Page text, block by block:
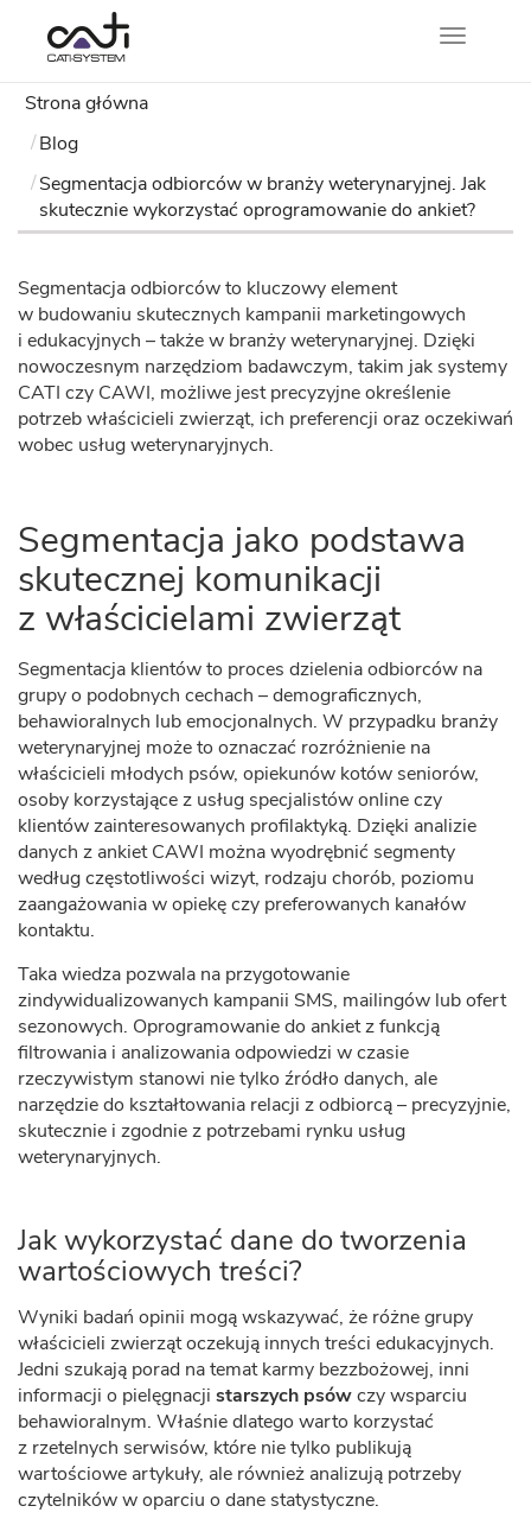
Strona główna
Blog
Segmentacja odbiorców w branży weterynaryjnej. Jak
skutecznie wykorzystać oprogramowanie do ankiet?
Segmentacja odbiorców to kluczowy element
w budowaniu skutecznych kampanii marketingowych
i edukacyjnych – także w branży weterynaryjnej. Dzięki
nowoczesnym narzędziom badawczym, takim jak systemy
CATI czy CAWI, możliwe jest precyzyjne określenie
potrzeb właścicieli zwierząt, ich preferencji oraz oczekiwań
wobec usług weterynaryjnych.
Segmentacja jako podstawa
skutecznej komunikacji
z właścicielami zwierząt
Segmentacja klientów to proces dzielenia odbiorców na
grupy o podobnych cechach – demograficznych,
behawioralnych lub emocjonalnych. W przypadku branży
weterynaryjnej może to oznaczać rozróżnienie na
właścicieli młodych psów, opiekunów kotów seniorów,
osoby korzystające z usług specjalistów online czy
klientów zainteresowanych profilaktyką. Dzięki analizie
danych z ankiet CAWI można wyodrębnić segmenty
według częstotliwości wizyt, rodzaju chorób, poziomu
zaangażowania w opiekę czy preferowanych kanałów
kontaktu.
Taka wiedza pozwala na przygotowanie
zindywidualizowanych kampanii SMS, mailingów lub ofert
sezonowych. Oprogramowanie do ankiet z funkcją
filtrowania i analizowania odpowiedzi w czasie
rzeczywistym stanowi nie tylko źródło danych, ale
narzędzie do kształtowania relacji z odbiorcą – precyzyjnie,
skutecznie i zgodnie z potrzebami rynku usług
weterynaryjnych.
Jak wykorzystać dane do tworzenia
wartościowych treści?
Wyniki badań opinii mogą wskazywać, że różne grupy
właścicieli zwierząt oczekują innych treści edukacyjnych.
Jedni szukają porad na temat karmy bezzbożowej, inni
informacji o pielęgnacji starszych psówczy wsparciu
behawioralnym. Właśnie dlatego warto korzystać
z rzetelnych serwisów, które nie tylko publikują
wartościowe artykuły, ale również analizują potrzeby
czytelników w oparciu o dane statystyczne.